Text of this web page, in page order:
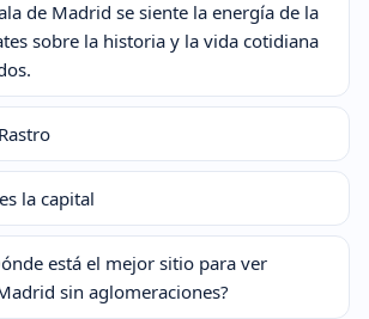
de Madrid se siente la energía de la
sobre la historia y la vida cotidiana
la capital
está el mejor sitio para ver
sin aglomeraciones?